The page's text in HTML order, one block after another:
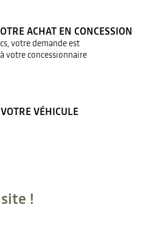
ACHAT EN CONCESSION
votre demande est
votre concessionnaire
VÉHICULE
!